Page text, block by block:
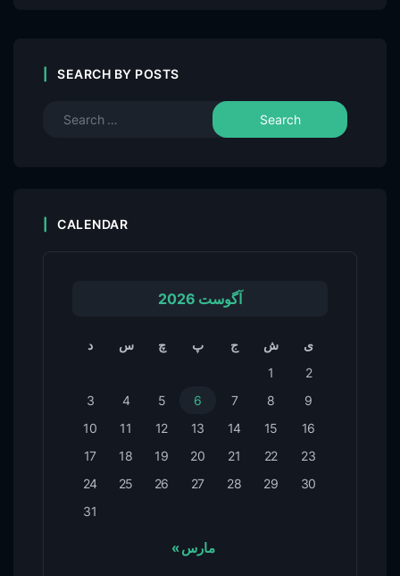
SEARCH BY POSTS
CALENDAR
آگوست 2026
د س چ پ ج ش
ی
1
2
3
4 5 6 7 8
9
10
11 12 13 14 15
16
17
18 19 20 21 22
23
24
25 26 27 28 29
30
31
« مارس